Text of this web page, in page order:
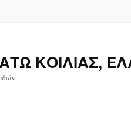
ΚΟΙΛΙΑΣ,